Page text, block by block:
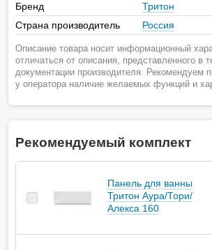
Бренд
Тритон
Страна производитель
Россия
Описание товара носит информационный
отличаться от описания, представленного в
документации производителя. Рекомендуем
у оператора наличие желаемых функций и
Рекомендуемый комплект
Панель для ванны
Тритон Аура/Тори/
Алекса 160